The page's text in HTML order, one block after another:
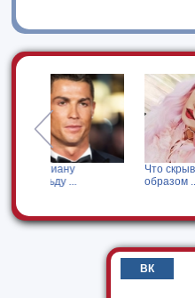
Что скрывается за
образом ...
ВК